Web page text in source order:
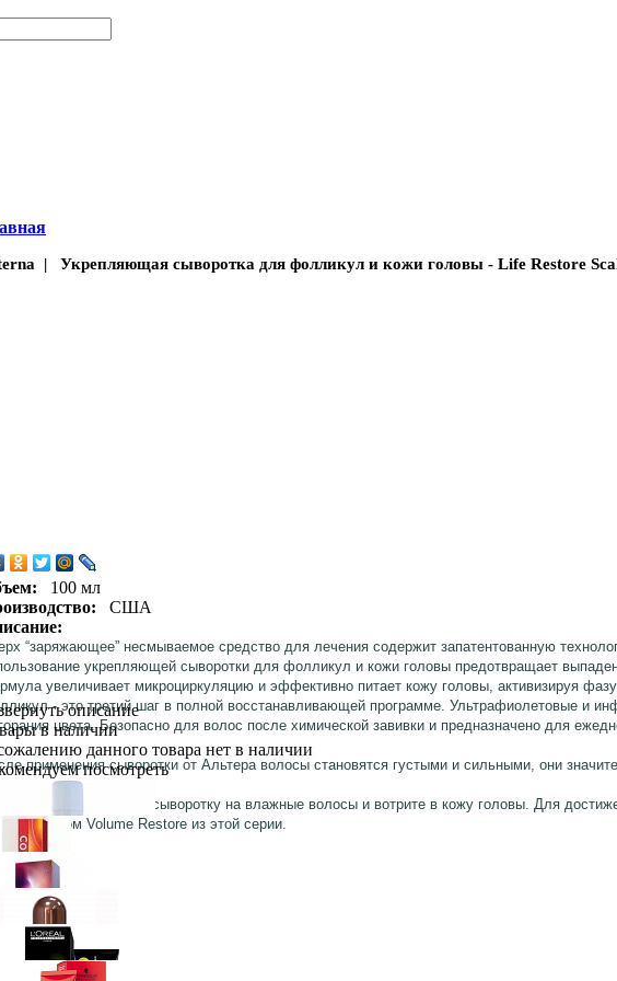
| Укрепляющая сыворотка для фолликул и кожи головы - Life Restore
100 мл
США
“заряжающее” несмываемое средство для лечения содержит запатентованную
укрепляющей сыворотки для фолликул и кожи головы предотвращает
увеличивает микроциркуляцию и эффективно питает кожу головы, активизируя
- это третий шаг в полной восстанавливающей программе. Ультрафиолетовые и
цвета. Безопасно для волос после химической завивки и предназначено для
применениясыворотки от Альтера волосы становятся густыми и сильными, они
распылите сыворотку на влажные волосы и вотрите в кожу головы. Для
Volume Restore из этой серии.
описание
в наличии
данного товара нет в наличии
посмотреть
Professional